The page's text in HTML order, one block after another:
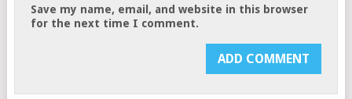
Save my name, email, and website in this browser
for the next time I comment.